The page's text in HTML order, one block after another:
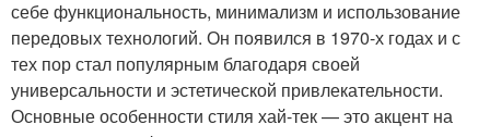
себе функциональность, минимализм и использование
передовых технологий. Он появился в 1970-х годах и с
тех пор стал популярным благодаря своей
универсальности и эстетической привлекательности.
Основные особенности стиля хай-тек — это акцент на